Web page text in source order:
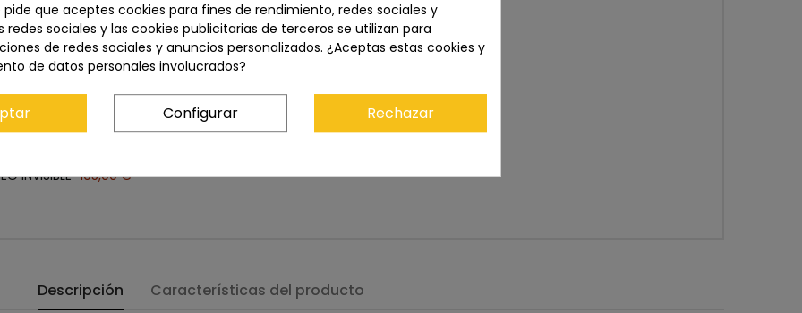
Precio total: 1.204,80 €
Añadir los tres al carrito
INVISIBLE 105,00 €
Descripción Características del producto
que aceptes cookies para fines de rendimiento, redes sociales y
redes sociales y las cookies publicitarias de terceros se utilizan para
de redes sociales y anuncios personalizados. ¿Aceptas estas cookies y
de datos personales involucrados?
Configurar Rechazar